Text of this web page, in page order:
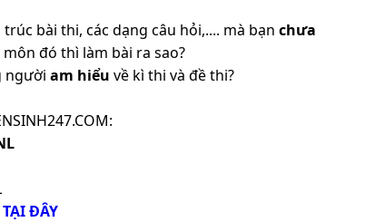
bài thi, các dạng câu hỏi,.... mà bạn chưa
đó thì làm bài ra sao?
người am hiểu về kì thi và đề thi?
TẠI ĐÂY